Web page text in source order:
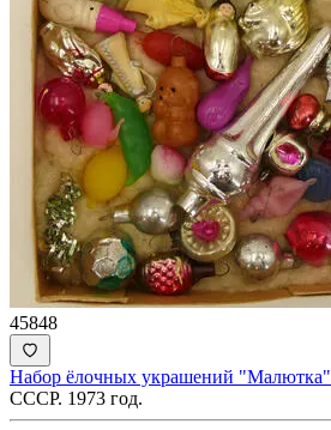
45848
Набор ёлочных украшений "Малютка"
СССР. 1973 год.